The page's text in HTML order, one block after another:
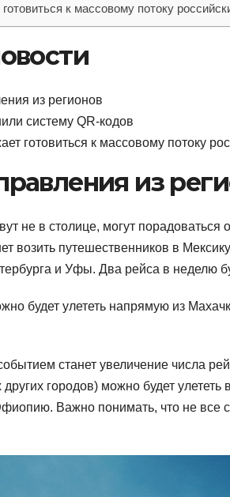
к массовому потоку
из регионов
систему QR-кодов
готовиться к массовому потоку
из
не в столице, могут
возить путешественников в
и Уфы. Два рейса в неделю
будет улететь напрямую из
станет увеличение числа
городов) можно будет
Важно понимать, что не все